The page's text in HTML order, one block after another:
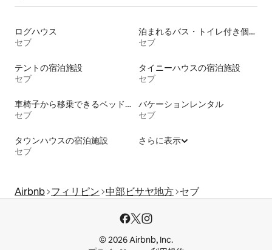
ログハウス
セブ
泊まれるバス・トイレ付き個室
セブ
テントの宿泊施設
セブ
タイニーハウスの宿泊施設
セブ
車椅子から移乗できるベッドがある宿泊施設
セブ
バケーションレンタル
セブ
タウンハウスの宿泊施設
セブ
さらに表示
Airbnb フィリピン 中部ビサヤ地方 セブ
© 2026 Airbnb, Inc.